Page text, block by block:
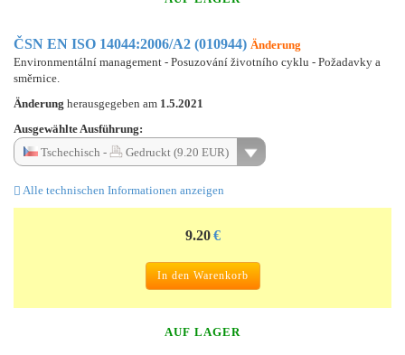
ČSN EN ISO 14044:2006/A2 (010944) Änderung
Environmentální management - Posuzování životního cyklu - Požadavky a
směrnice.
Änderung herausgegeben am 1.5.2021
Ausgewählte Ausführung:
Tschechisch -
Gedruckt (9.20 EUR)
Alle technischen Informationen anzeigen
9.20 €
In den Warenkorb
AUF LAGER